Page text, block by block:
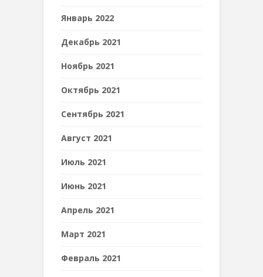
Январь 2022
Декабрь 2021
Ноябрь 2021
Октябрь 2021
Сентябрь 2021
Август 2021
Июль 2021
Июнь 2021
Апрель 2021
Март 2021
Февраль 2021